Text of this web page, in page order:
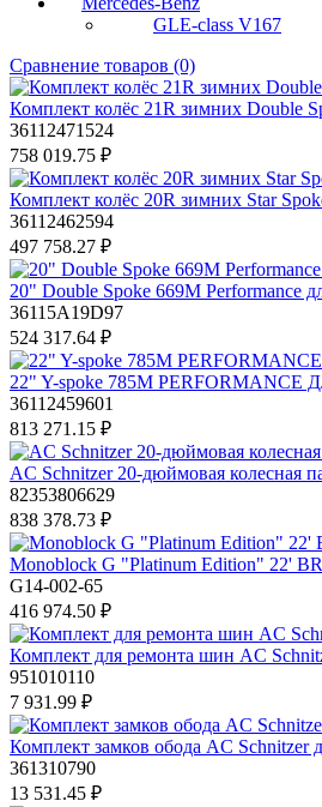
GLE-class V167
Сравнение товаров (0)
Комплект колёс 21R зимних Double
36112471524
758 019.75 ₽
Комплект колёс 20R зимних Star
36112462594
497 758.27 ₽
20" Double Spoke 669M Performance
36115A19D97
524 317.64 ₽
22" Y-spoke 785M PERFORMANCE
36112459601
813 271.15 ₽
AC Schnitzer 20-дюймовая колесная
82353806629
838 378.73 ₽
Monoblock G "Platinum Edition" 22'
G14-002-65
416 974.50 ₽
Комплект для ремонта шин AC
951010110
7 931.99 ₽
Комплект замков обода AC Schnitzer
361310790
13 531.45 ₽